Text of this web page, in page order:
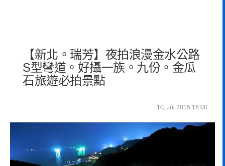
【新北。瑞芳】夜拍浪漫金水公路
S型彎道。好攝一族。九份。金瓜
石旅遊必拍景點
10, Jul 2015 16:00